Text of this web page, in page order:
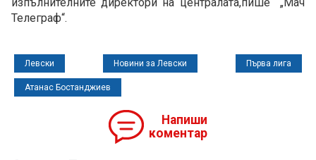
Телеграф“.
Левски Новини за Левски Първа лига
Атанас Бостанджиев
Напиши
коментар